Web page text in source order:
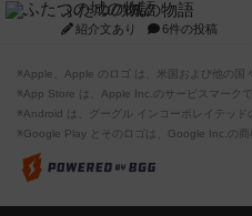
ふたつの城の物語
紹介文あり 6件の投稿
※Apple、Apple のロゴ は、米国および他の国
※App Store は、Apple Inc.のサービスマークで
※Android は、グーグル インコーポレイテッド
※Google Play とそのロゴは、Google Inc.の商